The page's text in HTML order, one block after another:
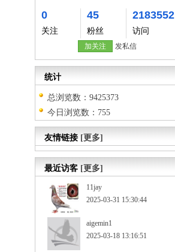
0
关注
45
粉丝
2183552
访问
加关注 发私信
统计
总浏览数：9425373
今日浏览数：755
友情链接 [更多]
最近访客 [更多]
11jay
2025-03-31 15:30:44
aigemin1
2025-03-18 13:16:51